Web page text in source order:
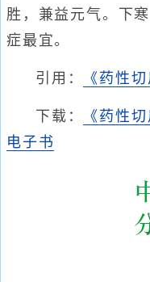
胜，兼益元气。下
症最宜。
引用： 《药性
下载： 《药性
电子书